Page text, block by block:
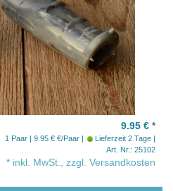
9.95 € *
1 Paar | 9.95 € €/Paar
Lieferzeit 2 Tage
Art. Nr.: 25102
* inkl. MwSt., zzgl. Versandkosten